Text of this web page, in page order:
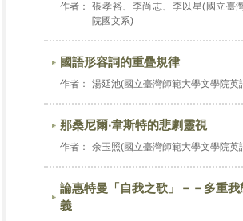
作者：
張孝裕、李尚志、李以星(國立臺
院國文系)
國語形容詞的重疊規律
作者： 湯延池(國立臺灣師範大學文學院英
那桑尼爾‧韋斯特的悲劇靈視
作者： 余玉照(國立臺灣師範大學文學院英
論惠特曼「自我之歌」－－多重
義